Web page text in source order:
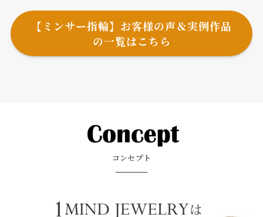
【ミンサー指輪】お客様の声＆実例作品
の一覧はこちら
コンセプト